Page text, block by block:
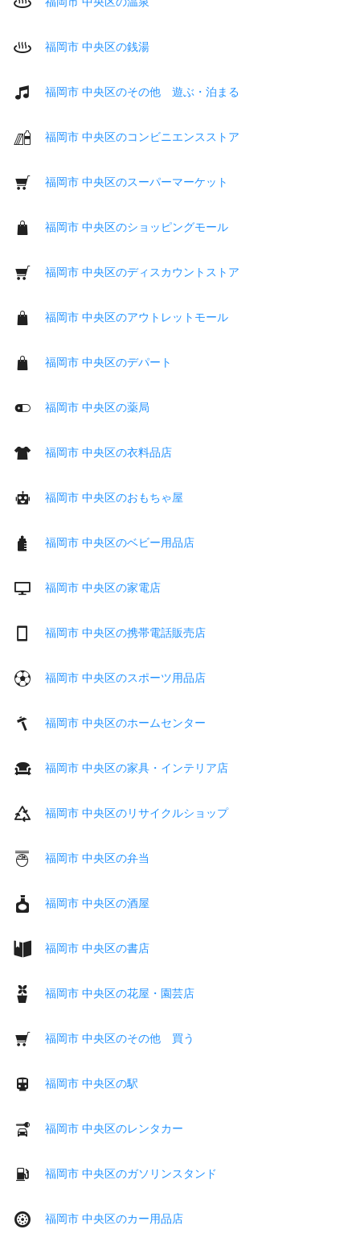
福岡市 中央区の銭湯
福岡市 中央区のその他 遊ぶ・泊まる
福岡市 中央区のコンビニエンスストア
福岡市 中央区のスーパーマーケット
福岡市 中央区のショッピングモール
福岡市 中央区のディスカウントストア
福岡市 中央区のアウトレットモール
福岡市 中央区のデパート
福岡市 中央区の薬局
福岡市 中央区の衣料品店
福岡市 中央区のおもちゃ屋
福岡市 中央区のベビー用品店
福岡市 中央区の家電店
福岡市 中央区の携帯電話販売店
福岡市 中央区のスポーツ用品店
福岡市 中央区のホームセンター
福岡市 中央区の家具・インテリア店
福岡市 中央区のリサイクルショップ
福岡市 中央区の弁当
福岡市 中央区の酒屋
福岡市 中央区の書店
福岡市 中央区の花屋・園芸店
福岡市 中央区のその他 買う
福岡市 中央区の駅
福岡市 中央区のレンタカー
福岡市 中央区のガソリンスタンド
福岡市 中央区のカー用品店